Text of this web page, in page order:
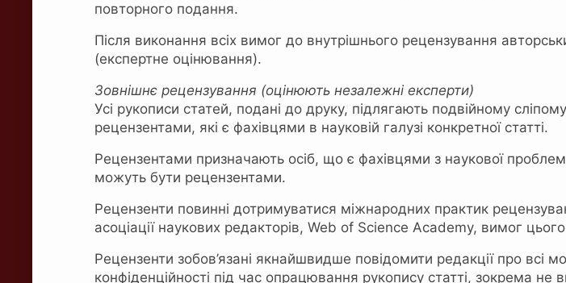
повторного подання.
Після виконання всіх вимог до внутрішнього рецензування
(експертне оцінювання).
Зовнішнє рецензування (оцінюють незалежні експерти)
Усі рукописи статей, подані до друку, підлягають подвійному
рецензентами, які є фахівцями в науковій галузі конкретної статті.
Рецензентами призначають осіб, що є фахівцями з наукової
можуть бути рецензентами.
Рецензенти повинні дотримуватися міжнародних практик
асоціації наукових редакторів, Web of Science Academy, вимог
Рецензенти зобов’язані якнайшвидше повідомити редакції про всі
конфіденційності під час опрацювання рукопису статті, зокрема